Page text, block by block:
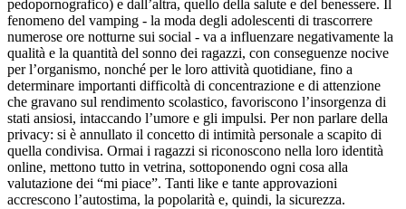
pedopornografico) e dall’altra, quello della salute e del benessere. Il
fenomeno del vamping - la moda degli adolescenti di trascorrere
numerose ore notturne sui social - va a influenzare negativamente la
qualità e la quantità del sonno dei ragazzi, con conseguenze nocive
per l’organismo, nonché per le loro attività quotidiane, fino a
determinare importanti difficoltà di concentrazione e di attenzione
che gravano sul rendimento scolastico, favoriscono l’insorgenza di
stati ansiosi, intaccando l’umore e gli impulsi. Per non parlare della
privacy: si è annullato il concetto di intimità personale a scapito di
quella condivisa. Ormai i ragazzi si riconoscono nella loro identità
online, mettono tutto in vetrina, sottoponendo ogni cosa alla
valutazione dei “mi piace”. Tanti like e tante approvazioni
accrescono l’autostima, la popolarità e, quindi, la sicurezza.